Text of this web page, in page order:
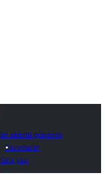
Bir eklenti gönderin
Favorilerim
Giriş yap